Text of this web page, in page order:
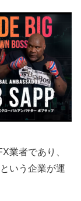
業者であり、
いう企業が運